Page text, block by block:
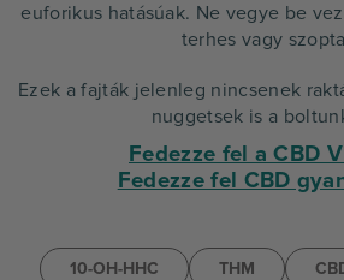
euforikus hatásúak. Ne vegye be
terhes vagy
Ezek a fajták jelenleg nincsenek
nuggetsek is a
Fedezze fel a CBD
Fedezze fel CBD
10-OH-HHC THM